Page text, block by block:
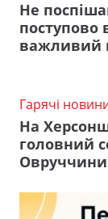
Не
поступово
важливий
Гарячі
На
головний
Овруччини